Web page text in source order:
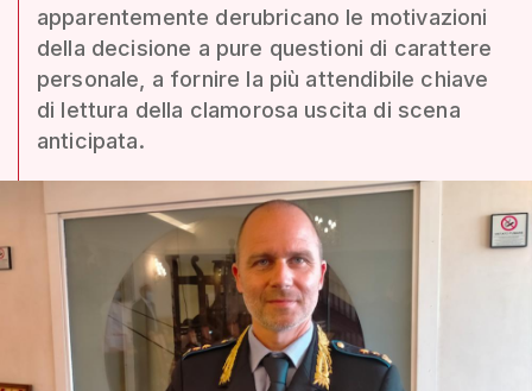
apparentemente derubricano le motivazioni
della decisione a pure questioni di carattere
personale, a fornire la più attendibile chiave
di lettura della clamorosa uscita di scena
anticipata.